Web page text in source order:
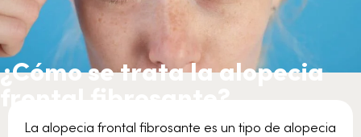
¿Cómo se trata la alopecia
La alopecia frontal fibrosante es un tipo de alopecia